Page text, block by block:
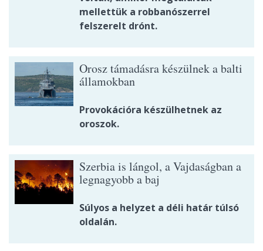
mellettük a robbanószerrel
felszerelt drónt.
Orosz támadásra készülnek a balti
államokban
Provokációra készülhetnek az
oroszok.
Szerbia is lángol, a Vajdaságban a
legnagyobb a baj
Súlyos a helyzet a déli határ túlsó
oldalán.